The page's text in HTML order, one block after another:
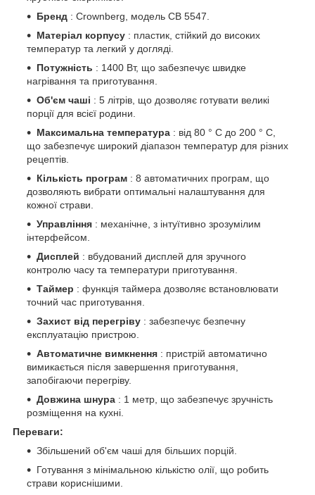
Бренд : Crownberg, модель CB 5547.
Матеріал корпусу : пластик, стійкий до високих
температур та легкий у догляді.
Потужність : 1400 Вт, що забезпечує швидке
нагрівання та приготування.
Об'єм чаші : 5 літрів, що дозволяє готувати великі
порції для всієї родини.
Максимальна температура : від 80 ° C до 200 ° C,
що забезпечує широкий діапазон температур для різних
рецептів.
Кількість програм : 8 автоматичних програм, що
дозволяють вибрати оптимальні налаштування для
кожної страви.
Управління : механічне, з інтуїтивно зрозумілим
інтерфейсом.
Дисплей : вбудований дисплей для зручного
контролю часу та температури приготування.
Таймер : функція таймера дозволяє встановлювати
точний час приготування.
Захист від перегріву : забезпечує безпечну
експлуатацію пристрою.
Автоматичне вимкнення : пристрій автоматично
вимикається після завершення приготування,
запобігаючи перегріву.
Довжина шнура : 1 метр, що забезпечує зручність
розміщення на кухні.
Переваги:
Збільшений об'єм чаші для більших порцій.
Готування з мінімальною кількістю олії, що робить
страви кориснішими.